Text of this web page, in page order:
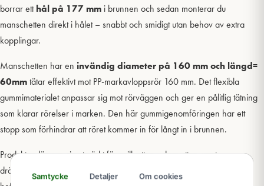
Samtycke Detaljer Om cookies
borrar etthål på 177 mm i brunnen och sedan monterar du
manschetten direkt i hålet – snabbt och smidigt utan behov av extra
kopplingar.
Manschetten har en invändig diameter på 160 mmoch längd=
60mmtätar effektivt mot PP-markavloppsrör 160 mm. Det flexibla
gummimaterialet anpassar sig mot rörväggen och ger en pålitlig tätning
som klarar rörelser i marken. Den här gummigenomföringen har ett
stopp som förhindrar att röret kommer in för långt in i brunnen.
Produkten lämpar sig utmärkt för spillvatten-, dagvatten samt
dräneringssystem, både vid nyinstallation och vid komplettering av